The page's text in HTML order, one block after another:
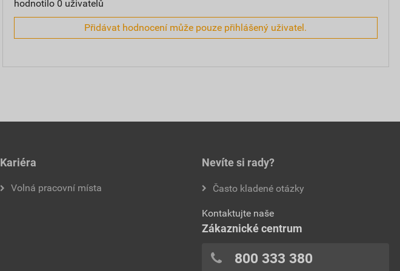
hodnotilo 0 uživatelů
Přidávat hodnocení může pouze přihlášený uživatel.
Kariéra
Volná pracovní místa
Nevíte si rady?
Často kladené otázky
Kontaktujte naše
Zákaznické centrum
800 333 380